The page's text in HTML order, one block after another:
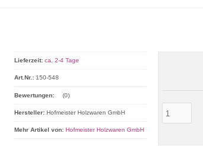
Lieferzeit: ca. 2-4 Tage
Art.Nr.: 150-548
Bewertungen: (0)
Hersteller: Hofmeister Holzwaren GmbH
Mehr Artikel von: Hofmeister Holzwaren GmbH